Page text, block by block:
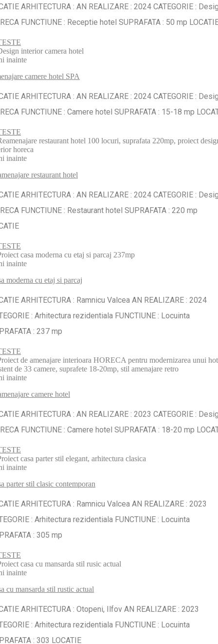
ARHITECTURA : AN REALIZARE : 2024 CATEGORIE :
FUNCTIUNE : Receptie hotel SUPRAFATA : 50 mp
inainte
camere hotel SPA
ARHITECTURA : AN REALIZARE : 2024 CATEGORIE :
FUNCTIUNE : Camere hotel SUPRAFATA : 15-18 mp
inainte
restaurant hotel
ARHITECTURA : AN REALIZARE : 2024 CATEGORIE :
FUNCTIUNE : Restaurant hotel SUPRAFATA : 220 mp
inainte
moderna cu etaj si parcaj
ARHITECTURA : Ramnicu Valcea AN REALIZARE : 2024
: Arhitectura rezidentiala FUNCTIUNE : Locuinta
: 237 mp
inainte
camere hotel
ARHITECTURA : AN REALIZARE : 2023 CATEGORIE :
FUNCTIUNE : Camere hotel SUPRAFATA : 18-20 mp
inainte
parter stil clasic contemporan
ARHITECTURA : Ramnicu Valcea AN REALIZARE : 2023
: Arhitectura rezidentiala FUNCTIUNE : Locuinta
: 305 mp
inainte
cu mansarda stil rustic actual
ARHITECTURA : Otopeni, Ilfov AN REALIZARE : 2023
: Arhitectura rezidentiala FUNCTIUNE : Locuinta
: 303 LOCATIE